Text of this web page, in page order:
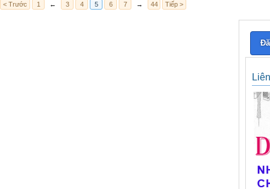
< Trước 1 ← 3 4 5 6 7 → 44 Tiếp >